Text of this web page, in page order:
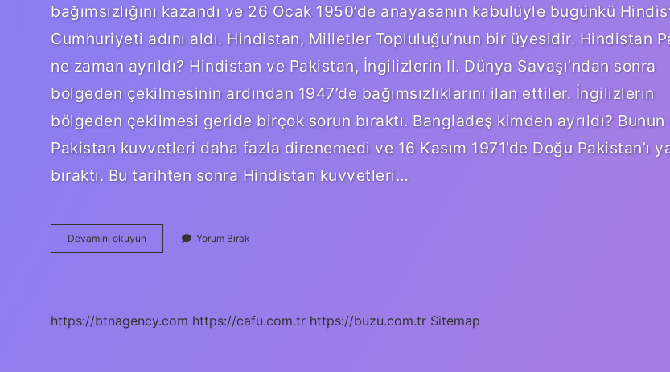
bağımsızlığını kazandı ve 26 Ocak 1950’de anayasanın kabulüyle bugünkü
Cumhuriyeti adını aldı. Hindistan, Milletler Topluluğu’nun bir üyesidir. Hindistan
ne zaman ayrıldı? Hindistan ve Pakistan, İngilizlerin II. Dünya Savaşı’ndan sonra
bölgeden çekilmesinin ardından 1947’de bağımsızlıklarını ilan ettiler. İngilizlerin
bölgeden çekilmesi geride birçok sorun bıraktı. Bangladeş kimden ayrıldı?
Pakistan kuvvetleri daha fazla direnemedi ve 16 Kasım 1971’de Doğu Pakistan’ı
bıraktı. Bu tarihten sonra Hindistan kuvvetleri…
Devamını okuyun Bangladeş
Hindistandan
Yorum Bırak
https://btnagency.com https://cafu.com.tr https://buzu.com.tr Sitemap